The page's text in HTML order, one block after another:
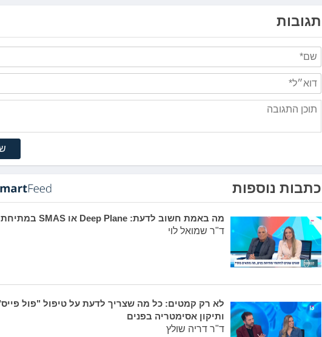
תגובות
כתבות נוספות
מה באמת חשוב לדעת: Deep Plane או SMAS במתיחת פנים?
ד"ר שמואל לוי
לא רק קמטים: כל מה שצריך לדעת על טיפול "פול
ותיקון אסימטריה בפנים
ד"ר דריה שולץ